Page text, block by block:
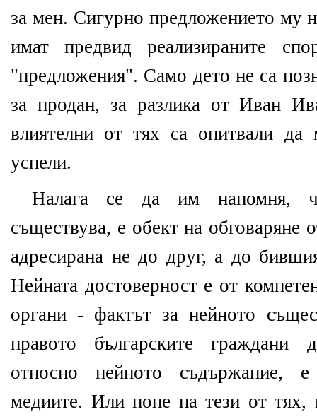
за мен. Сигурно предложението му
имат предвид реализираните
"предложения". Само дето не са
за продан, за разлика от Иван
влиятелни от тях са опитвали
успели.
Налага се да им напомня,
съществува, е обект на обговаряне
адресирана не до друг, а до
Нейната достоверност е от
органи - фактът за нейното
правото българските граждани
относно нейното съдържание,
медиите. Или поне на тези от